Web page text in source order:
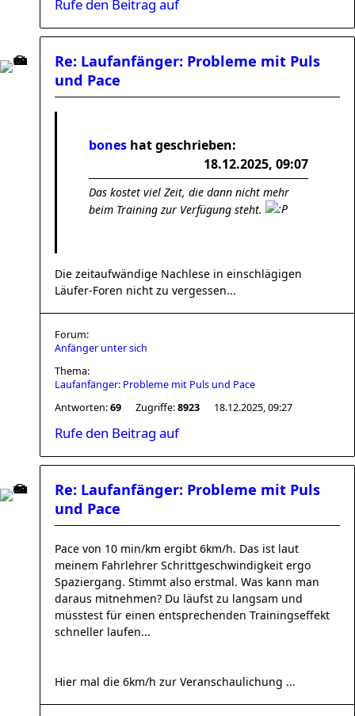
Rufe den Beitrag auf
Re: Laufanfänger: Probleme mit Puls
und Pace
bones hat geschrieben:
18.12.2025, 09:07
Das kostet viel Zeit, die dann nicht mehr
beim Training zur Verfügung steht.
Die zeitaufwändige Nachlese in einschlägigen
Läufer-Foren nicht zu vergessen...
Forum:
Anfänger unter sich
Thema:
Laufanfänger: Probleme mit Puls und Pace
Antworten:69 Zugriffe:8923 18.12.2025, 09:27
Rufe den Beitrag auf
Re: Laufanfänger: Probleme mit Puls
und Pace
Pace von 10 min/km ergibt 6km/h. Das ist laut
meinem Fahrlehrer Schrittgeschwindigkeit ergo
Spaziergang. Stimmt also erstmal. Was kann man
daraus mitnehmen? Du läufst zu langsam und
müsstest für einen entsprechenden Trainingseffekt
schneller laufen...
Hier mal die 6km/h zur Veranschaulichung ...